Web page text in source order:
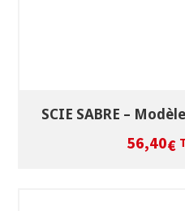
SCIE SABRE –
56,40€